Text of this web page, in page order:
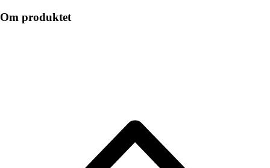
Om produktet